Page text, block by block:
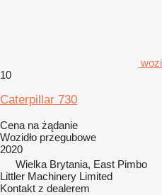
10
Caterpillar 730
Cena na żądanie
Wozidło przegubowe
2020
Wielka Brytania, East Pimbo
Littler Machinery Limited
Kontakt z dealerem